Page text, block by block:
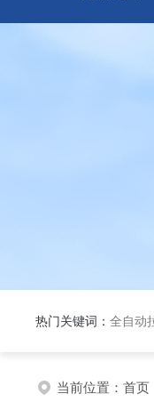
热门关键词： 全自动拉伸
当前位置： 首页